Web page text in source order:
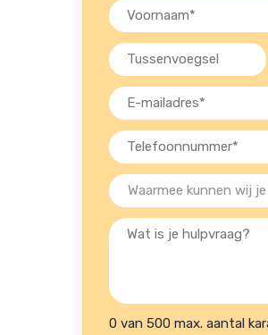
Voornaam
(Vereist)
Tussenvoegsel
E-
mailadres
(Vereist)
Telefoon
(Vereist)
Waarmee
kunnen
wij
(Vereist)
Wat
hulpvraag?
0 van 500 max. aantal